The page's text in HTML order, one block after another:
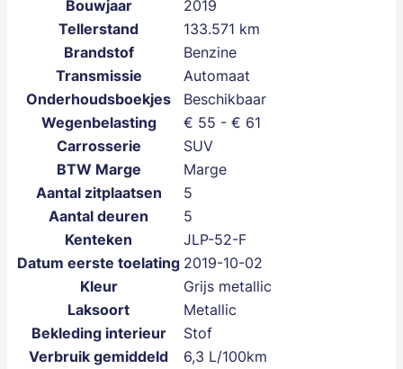
Bouwjaar
2019
Tellerstand
133.571 km
Brandstof
Benzine
Transmissie
Automaat
Onderhoudsboekjes
Beschikbaar
Wegenbelasting
€ 55 - € 61
Carrosserie
SUV
BTW Marge
Marge
Aantal zitplaatsen
5
Aantal deuren
5
Kenteken
JLP-52-F
Datum eerste toelating 2019-10-02
Kleur
Grijs metallic
Laksoort
Metallic
Bekleding interieur
Stof
Verbruik gemiddeld
6,3 L/100km